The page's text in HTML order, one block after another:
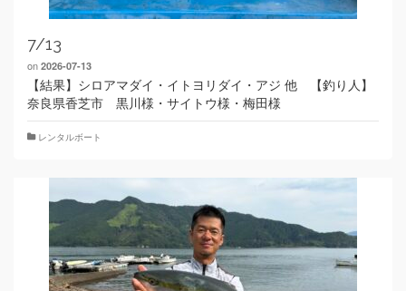
7/13
on 2026-07-13
【結果】シロアマダイ・イトヨリダイ・アジ 他 【釣り人】
奈良県香芝市 黒川様・サイトウ様・梅田様
レンタルボート